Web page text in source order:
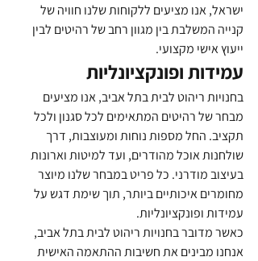
ישראל, אנו מציעים ללקוחות שלנו חוויה של
קנייה המשלבת בין מגוון רחב של רהיטים לבין
ייעוץ אישי מקצועי.
עמידות ופונקציונליות
בחנויות ריהוט לבית בתל אביב, אנו מציעים
מבחר של רהיטים המתאימים לכל סגנון ולכל
תקציב. החל מספות נוחות ומעוצבות, דרך
שולחנות אוכל מהודרים, ועד למיטות וארונות
בעיצוב מודרני. כל פריט במבחר שלנו מיוצר
מחומרים איכותיים ביותר, תוך שימת דגש על
עמידות ופונקציונליות.
כאשר מדובר בחנויות ריהוט לבית בתל אביב,
אנחנו מבינים את חשיבות ההתאמה האישית